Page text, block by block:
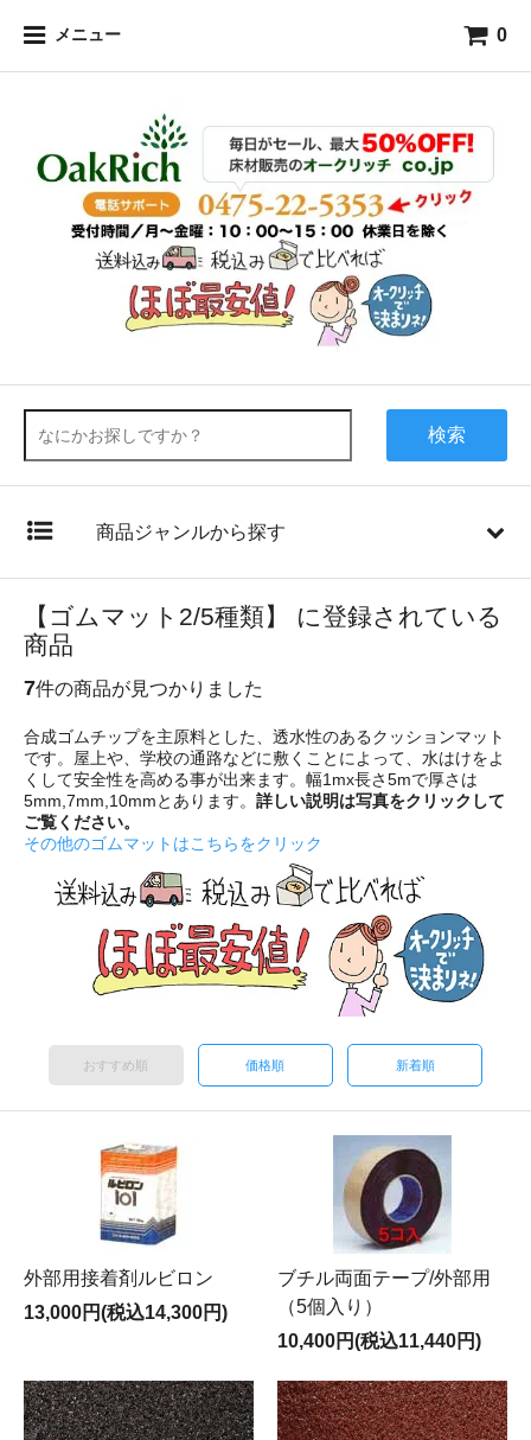
メニュー 0
検索
商品ジャンルから探す
【ゴムマット2/5種類】 に登録されている
商品
7件の商品が見つかりました
合成ゴムチップを主原料とした、透水性のあるクッションマット
です。屋上や、学校の通路などに敷くことによって、水はけをよ
くして安全性を高める事が出来ます。幅1mx長さ5mで厚さは
5mm,7mm,10mmとあります。 詳しい説明は写真をクリックして
ご覧ください。
その他のゴムマットはこちらをクリック
おすすめ順 価格順 新着順
外部用接着剤ルビロン
13,000円(税込14,300円)
ブチル両面テープ/外部用
（5個入り）
10,400円(税込11,440円)